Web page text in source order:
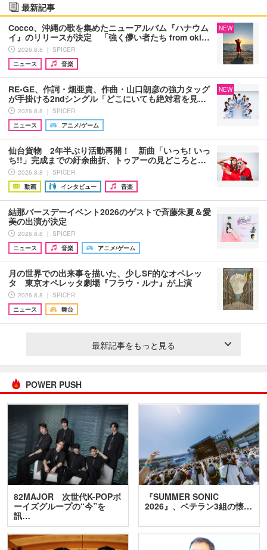
最新記事
Cocco、沖縄の歌を集めたニューアルバム『ハナウム
イ』のリリースが決定 「強く儚い者たち from oki…
2026.8.8 ｜ SPICER
ニュース
音楽
NEW
RE-GE、作詞・畑亜貴、作曲・山口朗彦の強力タッグ
が手掛ける2ndシングル「どこにいても絶対君を見…
2026.8.8 ｜ SPICER
ニュース
アニメ/ゲーム
NEW
仙台貨物 2年半ぶり活動再開！ 新曲「いっち! いっ
ち!!」完成までの紆余曲折、トゥアーの見どころと…
2026.8.8 ｜ SPICER
動画
インタビュー 音楽
結那バースデーイベント2026のゲストで斉藤朱夏＆愛
美の出演が決定
2026.8.8 ｜ SPICER
ニュース
音楽 アニメ/ゲーム
月の世界での出来事を描いた、少しSF的なオペレッ
タ 東京オペレッタ劇場『フラウ・ルナ』が上演
2026.8.8 ｜ SPICER
ニュース
舞台
最新記事をもっと見る
POWER PUSH
82MAJOR 次世代K-POPボ
ーイズグループの“今”を
訊…
『SUMMER SONIC
2026』、ベテラン3組の懐…